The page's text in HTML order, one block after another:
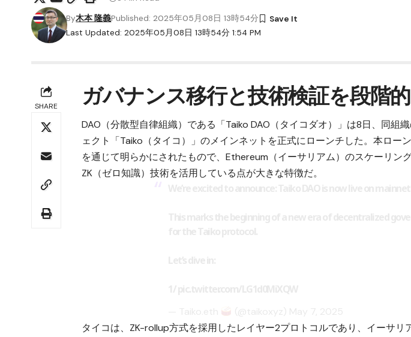
Last Updated: 2025年05月08日 13時54分 1:54 PM
By木本 隆義Published: 2025年05月08日 13時54分
SHARE ガバナンス移行と技術検証を段階
DAO（分散型自律組織）である「Taiko DAO（タイコダオ）」は8日、同組
ェクト「Taiko（タイコ）」のメインネットを正式にローンチした。本ロー
を通じて明らかにされたもので、Ethereum（イーサリアム）のスケーリン
ZK（ゼロ知識）技術を活用している点が大きな特徴だ。
タイコは、ZK-rollup方式を採用したレイヤー2プロトコルであり、イーサリ